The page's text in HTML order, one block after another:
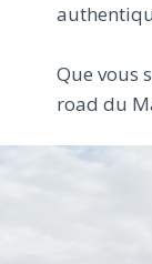
Que vous
road du